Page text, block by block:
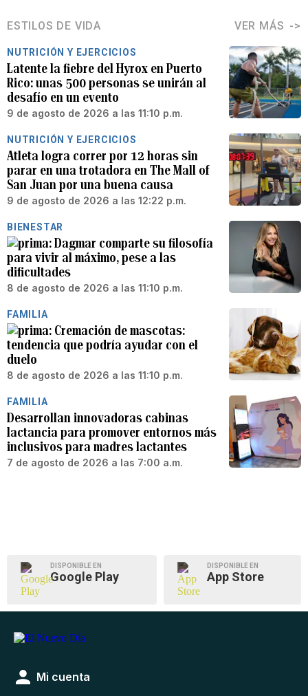
ESTILOS DE VIDA VER MÁS
NUTRICIÓN Y EJERCICIOS
Latente la fiebre del Hyrox en Puerto
Rico: unas 500 personas se unirán al
desafío en un evento
9 de agosto de 2026 a las 11:10 p.m.
NUTRICIÓN Y EJERCICIOS
Atleta logra correr por 12 horas sin
parar en una trotadora en The Mall of
San Juan por una buena causa
9 de agosto de 2026 a las 12:22 p.m.
BIENESTAR
Dagmar comparte su filosofía
para vivir al máximo, pese a las
dificultades
8 de agosto de 2026 a las 11:10 p.m.
FAMILIA
Cremación de mascotas:
tendencia que podría ayudar con el
duelo
8 de agosto de 2026 a las 11:10 p.m.
FAMILIA
Desarrollan innovadoras cabinas
lactancia para promover entornos más
inclusivos para madres lactantes
7 de agosto de 2026 a las 7:00 a.m.
DISPONIBLE EN
Google Play
DISPONIBLE EN
App Store
Mi cuenta